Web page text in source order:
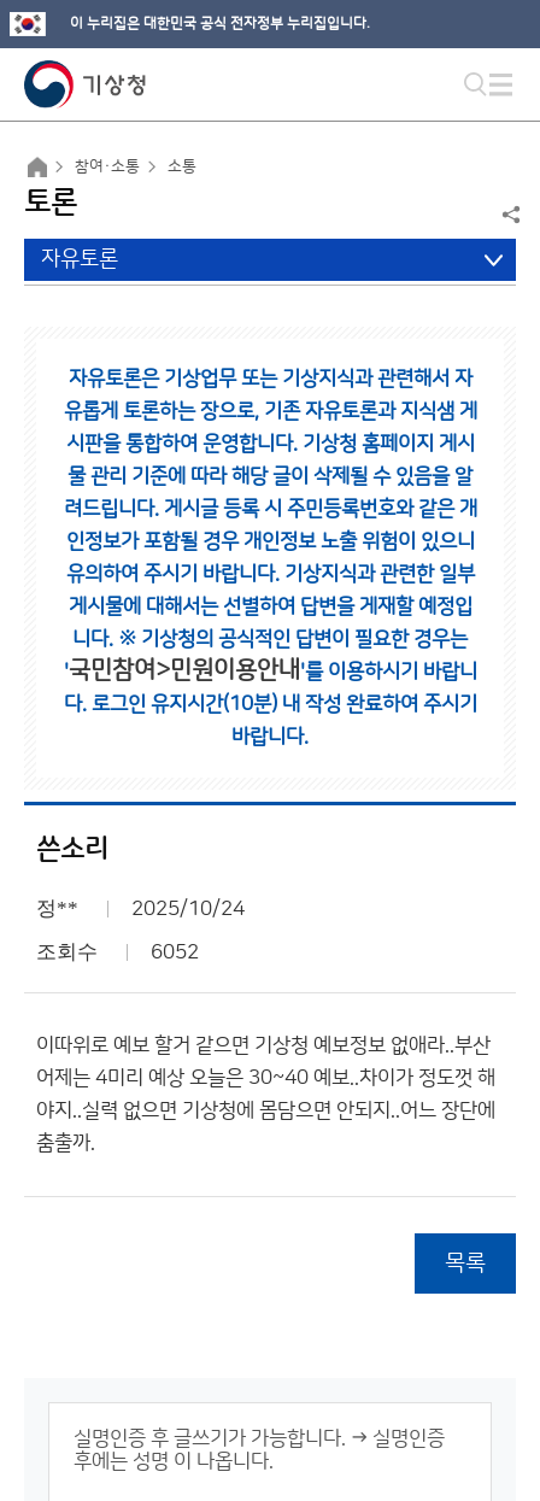
이 누리집은 대한민국 공식 전자정부 누리집입니다.
참여·소통 소통
토론
자유토론
자유토론은 기상업무 또는 기상지식과 관련해서 자
유롭게 토론하는 장으로, 기존 자유토론과 지식샘 게
시판을 통합하여 운영합니다. 기상청 홈페이지 게시
물 관리 기준에 따라 해당 글이 삭제될 수 있음을 알
려드립니다. 게시글 등록 시 주민등록번호와 같은 개
인정보가 포함될 경우 개인정보 노출 위험이 있으니
유의하여 주시기 바랍니다. 기상지식과 관련한 일부
게시물에 대해서는 선별하여 답변을 게재할 예정입
니다. ※ 기상청의 공식적인 답변이 필요한 경우는
'국민참여>민원이용안내 '를 이용하시기 바랍니
다. 로그인 유지시간(10분) 내 작성 완료하여 주시기
바랍니다.
쓴소리
정** 2025/10/24
조회수 6052
이따위로 예보 할거 같으면 기상청 예보정보 없애라..부산
어제는 4미리 예상 오늘은 30~40 예보..차이가 정도껏 해
야지..실력 없으면 기상청에 몸담으면 안되지..어느 장단에
춤출까.
목록